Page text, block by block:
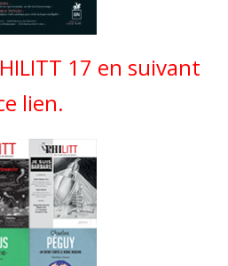
17 en suivant
lien.